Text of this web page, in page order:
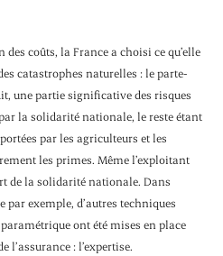
coûts, la France a choisi ce qu’elle
catastrophes naturelles : le parte­
une partie significative des risques
la solidarité nationale, le reste étant
par les agriculteurs et les
les primes. Même l’exploitant
de la solidari­té nationale. Dans
exemple, d’autres techniques
ont été mises en place
: l’expertise.